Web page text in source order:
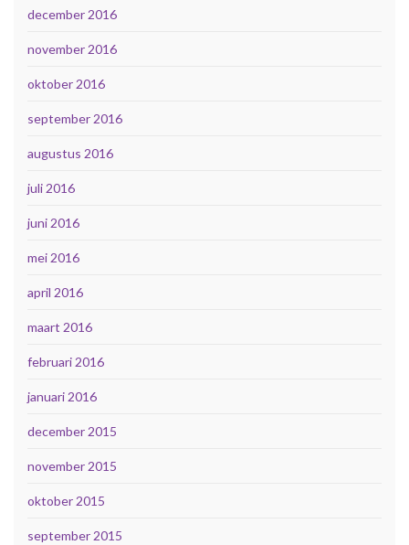
december 2016
november 2016
oktober 2016
september 2016
augustus 2016
juli 2016
juni 2016
mei 2016
april 2016
maart 2016
februari 2016
januari 2016
december 2015
november 2015
oktober 2015
september 2015